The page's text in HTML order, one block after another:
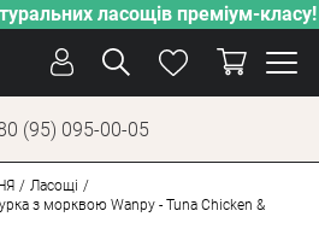
ласощів преміум-класу!
(95) 095-00-05
Ласощі
з морквою Wanpy - Tuna Chicken &